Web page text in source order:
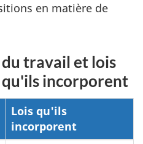
en matière de
travail et lois
incorporent
Lois qu'ils
incorporent